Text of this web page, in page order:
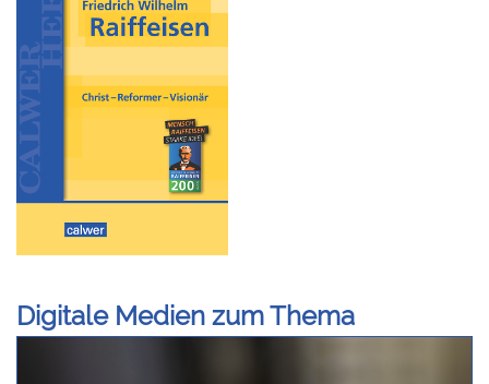
Digitale Medien zum Thema